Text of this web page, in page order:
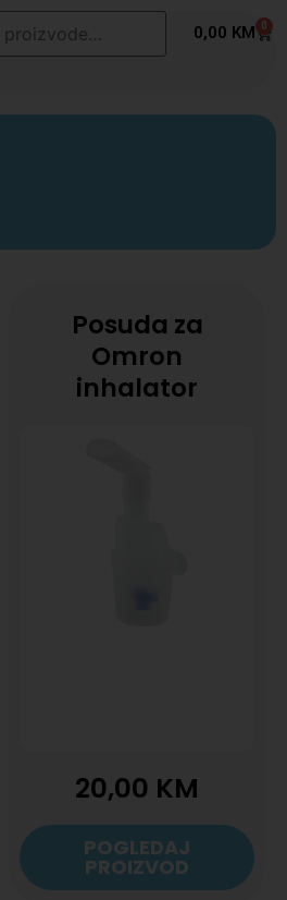
0,00 KM 0
Posuda za
Omron
inhalator
20,00 KM
POGLEDAJ
PROIZVOD